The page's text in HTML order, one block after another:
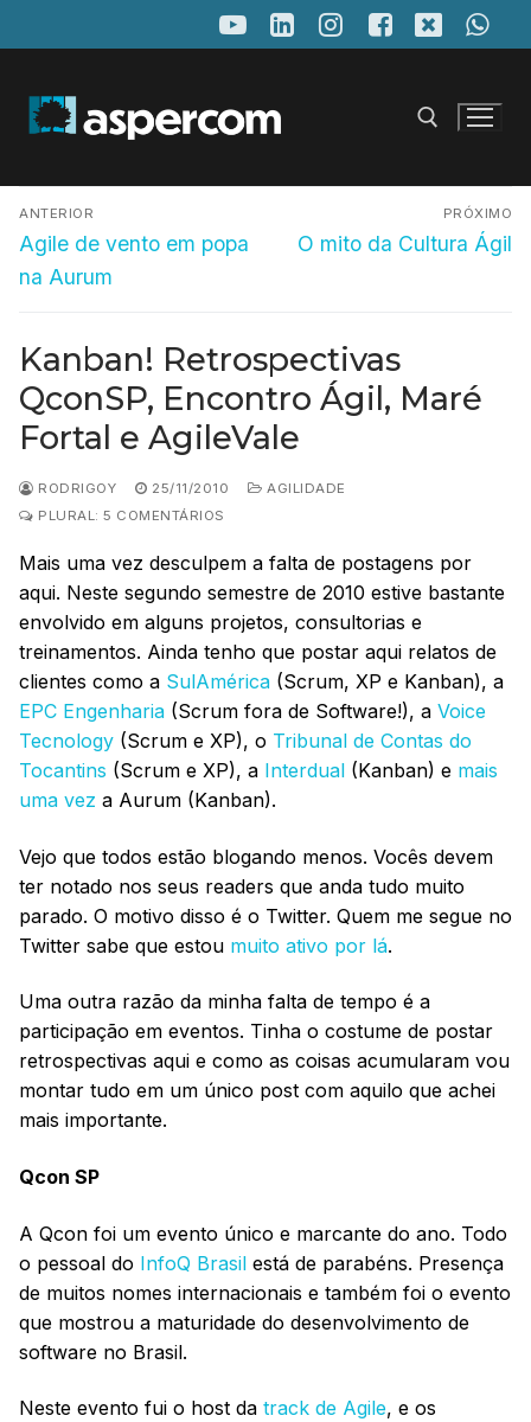
para
conteúdo
Pesquisar por:
Navegação
de
Post
ANTERIOR
Post
anterior:
Agile de vento em popa
na Aurum
PRÓXIMO
Próximo
O mito da Cultura Ágil
Kanban! Retrospectivas
QconSP, Encontro Ágil, Maré
Fortal e AgileVale
RODRIGOY 25/11/2010
AGILIDADE
PLURAL: 5 COMENTÁRIOS
Mais uma vez desculpem a falta de postagens por
aqui. Neste segundo semestre de 2010 estive bastante
envolvido em alguns projetos, consultorias e
treinamentos. Ainda tenho que postar aqui relatos de
clientes como a SulAmérica (Scrum, XP e Kanban), a
EPC Engenharia (Scrum fora de Software!), a Voice
Tecnology (Scrum e XP), o Tribunal de Contas do
Tocantins (Scrum e XP), a Interdual (Kanban) e mais
uma vez a Aurum (Kanban).
Vejo que todos estão blogando menos. Vocês devem
ter notado nos seus readers que anda tudo muito
parado. O motivo disso é o Twitter. Quem me segue no
Twitter sabe que estou muito ativo por lá.
Uma outra razão da minha falta de tempo é a
participação em eventos. Tinha o costume de postar
retrospectivas aqui e como as coisas acumularam vou
montar tudo em um único post com aquilo que achei
mais importante.
Qcon SP
A Qcon foi um evento único e marcante do ano. Todo
o pessoal do InfoQ Brasil está de parabéns. Presença
de muitos nomes internacionais e também foi o evento
que mostrou a maturidade do desenvolvimento de
software no Brasil.
Neste evento fui o host da track de Agile, e os